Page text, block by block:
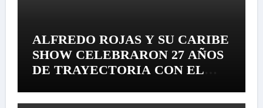
ALFREDO ROJAS Y SU CARIBE
SHOW CELEBRARON 27 AÑOS
DE TRAYECTORIA CON EL
SU «LIVE SESSION #1»